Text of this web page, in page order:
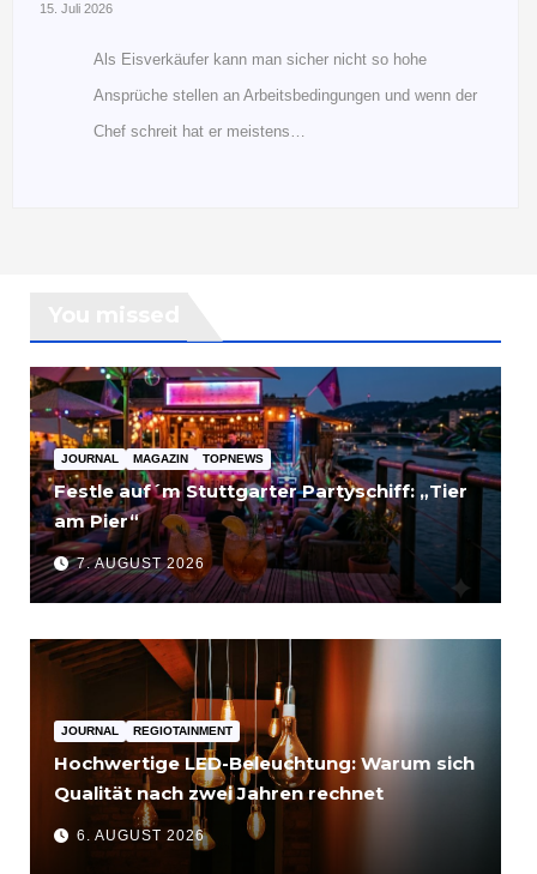
15. Juli 2026
Als Eisverkäufer kann man sicher nicht so hohe
Ansprüche stellen an Arbeitsbedingungen und wenn der
Chef schreit hat er meistens…
JOURNAL MAGAZIN TOPNEWS
Festle auf´m Stuttgarter Partyschiff: „Tier
am Pier“
7. AUGUST 2026
JOURNAL REGIOTAINMENT
Hochwertige LED-Beleuchtung: Warum sich
Qualität nach zwei Jahren rechnet
6. AUGUST 2026